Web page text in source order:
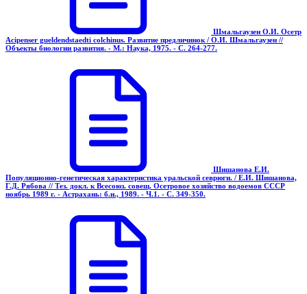
Шмальгаузен О.И. Осетр
Acipenser gueldendstaedti colchinus. Развитие предличинок / О.И. Шмальгаузен //
Объекты биологии развития. - М.: Наука, 1975. - С. 264-277.
Шишанова Е.И.
Популяционно-генетическая характеристика уральской севрюги. / Е.И. Шишанова,
Г.Д. Рябова // Тез. докл. к Всесоюз. совещ. Осетровое хозяйство водоемов СССР
ноябрь 1989 г. - Астрахань: б.и., 1989. - Ч.1. - С. 349-350.